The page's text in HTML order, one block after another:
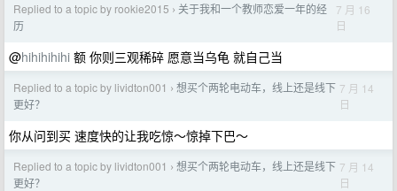
Replied to a topic by rookie2015 › 关于我和一个教师恋爱一年的经
历
7 月 16
日
@hihihihihi 额 你则三观稀碎 愿意当乌龟 就自己当
Replied to a topic by lividton001 › 想买个两轮电动车，线上还是线下
更好？
7 月 14
日
你从问到买 速度快的让我吃惊～惊掉下巴～
Replied to a topic by lividton001 › 想买个两轮电动车，线上还是线下
更好？
7 月 14
日